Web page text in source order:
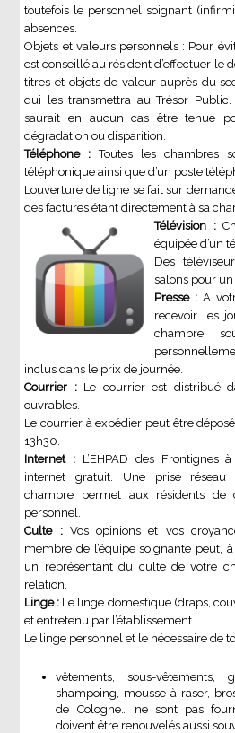
toutefois le personnel soignant
absences.
Objets et valeurs personnels : Pour
est conseillé au résident d’effectuer le
titres et objets de valeur auprès du
qui les transmettra au Trésor
saurait en aucun cas être tenue
dégradation ou disparition.
Téléphone : Toutes les chambres
téléphonique ainsi que d’un poste
L’ouverture de ligne se fait sur
des factures étant directement à sa
Télévision :
équipée d’un
Des
salons pour
Presse : A
recevoir les
chambre
inclus dans le prix de journée.
Courrier : Le courrier est distribué
ouvrables.
Le courrier à expédier peut être
13h30.
Internet : L’EHPAD des Frontignes
internet gratuit. Une prise réseau
chambre permet aux résidents de
personnel.
Culte :Vos opinions et vos
membre de l’équipe soignante peut,
un représentant du culte de votre
relation.
Linge : Le linge domestique (draps,
et entretenu par l’établissement.
Le linge personnel et le nécessaire de
vêtements, sous-vêtements,
shampoing, mousse à raser,
de Cologne… ne sont pas
doivent être renouvelés aussi